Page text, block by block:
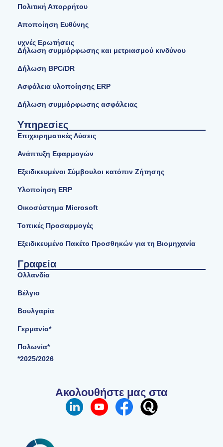
Πολιτική Απορρήτου
Αποποίηση Ευθύνης
υχνές Ερωτήσεις
Δήλωση συμμόρφωσης και μετριασμού κινδύνου
Δήλωση BPC/DR
Ασφάλεια υλοποίησης ERP
Δήλωση συμμόρφωσης ασφάλειας
Υπηρεσίες
Επιχειρηματικές Λύσεις
Ανάπτυξη Εφαρμογών
Εξειδικευμένοι Σύμβουλοι κατόπιν Ζήτησης
Υλοποίηση ERP
Οικοσύστημα Microsoft
Τοπικές Προσαρμογές
Εξειδικευμένο Πακέτο Προσθηκών για τη Βιομηχανία
Γραφεία
Ολλανδία
Βέλγιο
Βουλγαρία
Γερμανία*
Πολωνία*
*2025/2026
Ακολουθήστε μας στα